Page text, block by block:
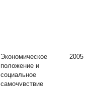
Экономическое
положение и
социальное
самочувствие
2005